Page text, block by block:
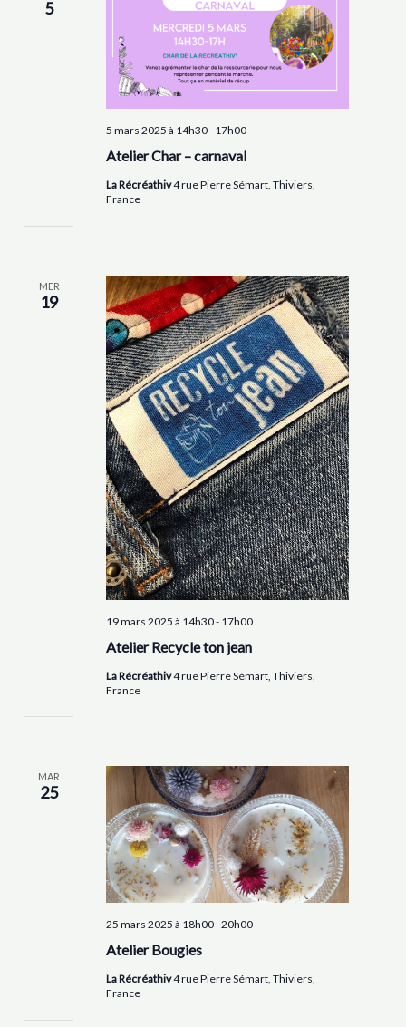
5
Atelier Char – carnaval
5 mars 2025 à 14h30- 17h00
La Récréathiv4 rue Pierre Sémart, Thiviers,
France
MER
19
Atelier Recycle ton jean
19 mars 2025 à 14h30- 17h00
La Récréathiv4 rue Pierre Sémart, Thiviers,
France
MAR
25
Atelier Bougies
25 mars 2025 à 18h00-20h00
La Récréathiv4 rue Pierre Sémart, Thiviers,
France